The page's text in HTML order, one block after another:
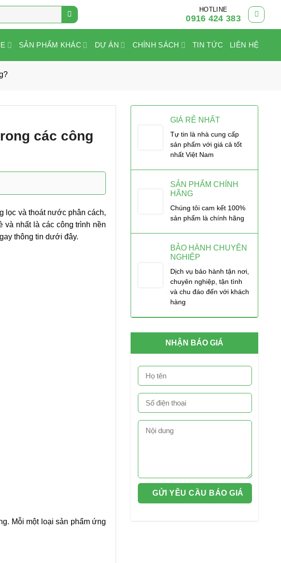
HOTLINE
0916 424 383
SẢN PHẨM KHÁC DỰ ÁN CHÍNH SÁCH TIN TỨC LIÊN HỆ
các công
lọc và thoát nước phân cách,
nhất là các công trình nền
thông tin dưới đây.
Mỗi một loại sản phẩm ứng
GIÁ RẺ NHẤT
Tự tin là nhà cung cấp
sản phẩm với giá cả tốt
nhất Việt Nam
SẢN PHẨM CHÍNH
HÃNG
Chúng tôi cam kết 100%
sản phẩm là chính hãng
BẢO HÀNH CHUYÊN
NGHIỆP
Dịch vụ bảo hành tận nơi,
chuyên nghiệp, tận tình
và chu đáo đến với khách
hàng
NHẬN BÁO GIÁ